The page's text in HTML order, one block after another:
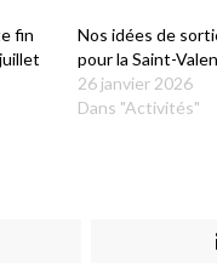
fin
Nos idées de
pour la Saint-
26 janvier 2026
Dans "Activités"